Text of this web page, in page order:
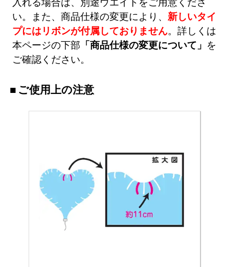
い。また、商品仕様の変更により、 新しいタイ
プにはリボンが付属しておりません。詳しくは
本ページの下部 「商品仕様の変更について」 を
ご確認ください。
ご使用上の注意